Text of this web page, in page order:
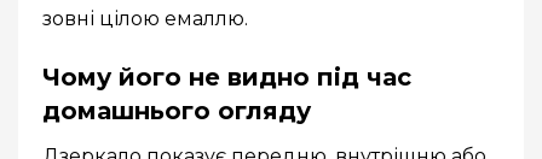
зовні цілою емаллю.
Чому його не видно під час
домашнього огляду